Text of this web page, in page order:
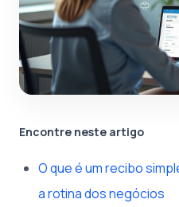
Encontre neste artigo
O que é um recibo
a rotina dos negócios